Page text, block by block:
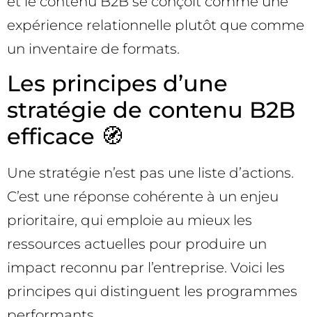
expérience relationnelle plutôt que comme
un inventaire de formats.
Les principes d’une
stratégie de contenu B2B
efficace 🧭
Une stratégie n’est pas une liste d’actions.
C’est une réponse cohérente à un enjeu
prioritaire, qui emploie au mieux les
ressources actuelles pour produire un
impact reconnu par l’entreprise. Voici les
principes qui distinguent les programmes